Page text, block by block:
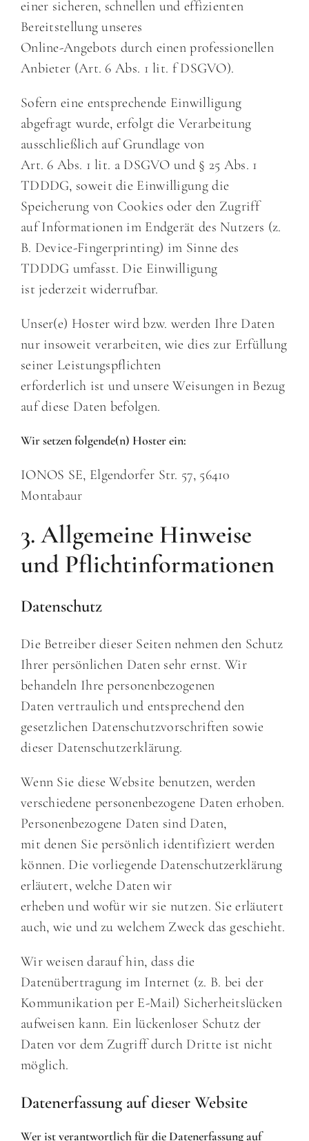
einer sicheren, schnellen und effizienten
Bereitstellung unseres
Online-Angebots durch einen professionellen
Anbieter (Art. 6 Abs. 1 lit. f DSGVO).
Sofern eine entsprechende Einwilligung
abgefragt wurde, erfolgt die Verarbeitung
ausschließlich auf Grundlage von
Art. 6 Abs. 1 lit. a DSGVO und § 25 Abs. 1
TDDDG, soweit die Einwilligung die
Speicherung von Cookies oder den Zugriff
auf Informationen im Endgerät des Nutzers (z.
B. Device-Fingerprinting) im Sinne des
TDDDG umfasst. Die Einwilligung
ist jederzeit widerrufbar.
Unser(e) Hoster wird bzw. werden Ihre Daten
nur insoweit verarbeiten, wie dies zur Erfüllung
seiner Leistungspflichten
erforderlich ist und unsere Weisungen in Bezug
auf diese Daten befolgen.
Wir setzen folgende(n) Hoster ein:
IONOS SE, Elgendorfer Str. 57, 56410
Montabaur
3. Allgemeine Hinweise
und Pflichtinformationen
Datenschutz
Die Betreiber dieser Seiten nehmen den Schutz
Ihrer persönlichen Daten sehr ernst. Wir
behandeln Ihre personenbezogenen
Daten vertraulich und entsprechend den
gesetzlichen Datenschutzvorschriften sowie
dieser Datenschutzerklärung.
Wenn Sie diese Website benutzen, werden
verschiedene personenbezogene Daten erhoben.
Personenbezogene Daten sind Daten,
mit denen Sie persönlich identifiziert werden
können. Die vorliegende Datenschutzerklärung
erläutert, welche Daten wir
erheben und wofür wir sie nutzen. Sie erläutert
auch, wie und zu welchem Zweck das geschieht.
Wir weisen darauf hin, dass die
Datenübertragung im Internet (z. B. bei der
Kommunikation per E-Mail) Sicherheitslücken
aufweisen kann. Ein lückenloser Schutz der
Daten vor dem Zugriff durch Dritte ist nicht
möglich.
Datenerfassung auf dieser Website
Wer ist verantwortlich für die Datenerfassung auf